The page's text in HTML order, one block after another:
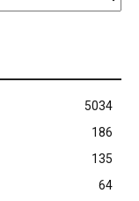
5034
186
135
64